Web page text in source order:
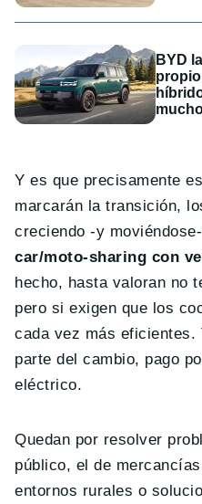
BYD
Y es que precisamente
marcarán la transición,
creciendo -y
car/moto-sharing con
hecho, hasta valoran no
pero si exigen que los
cada vez más
parte del cambio, pago
eléctrico.
Quedan por resolver
público, el de
entornos rurales o